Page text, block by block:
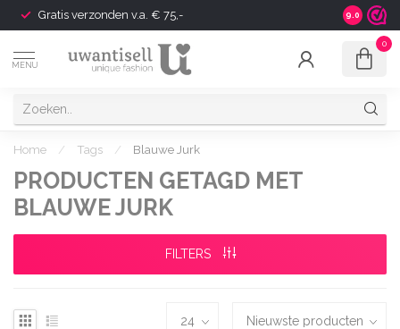
Gratis verzonden v.a. € 75,- Shipping
9.0
MENU
0
Home / Tags / Blauwe Jurk
PRODUCTEN GETAGD MET
BLAUWE JURK
FILTERS